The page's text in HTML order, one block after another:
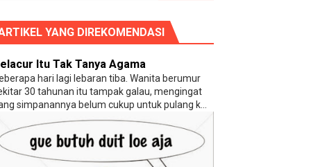
YANG DIREKOMENDASI
Itu Tak Tanya Agama
hari lagi lebaran tiba. Wanita berumur
30 tahunan itu tampak galau, mengingat
simpanannya belum cukup untuk pulang k...